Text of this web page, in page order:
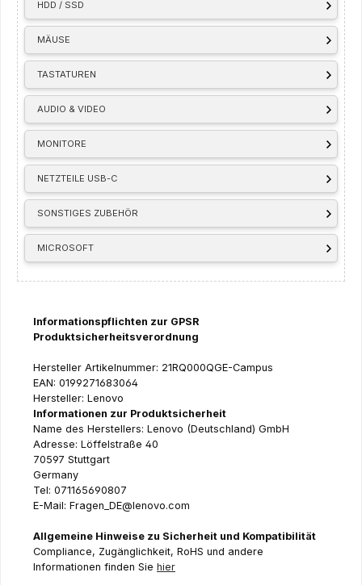
HDD / SSD
MÄUSE
TASTATUREN
AUDIO & VIDEO
MONITORE
NETZTEILE USB-C
SONSTIGES ZUBEHÖR
MICROSOFT
Informationspflichten zur GPSR
Produktsicherheitsverordnung
Hersteller Artikelnummer: 21RQ000QGE-Campus
EAN: 0199271683064
Hersteller: Lenovo
Informationen zur Produktsicherheit
Name des Herstellers: Lenovo (Deutschland) GmbH
Adresse: Löffelstraße 40
70597 Stuttgart
Germany
Tel: 071165690807
E-Mail: Fragen_DE@lenovo.com
Allgemeine Hinweise zu Sicherheit und Kompatibilität
Compliance, Zugänglichkeit, RoHS und andere
Informationen finden Sie hier